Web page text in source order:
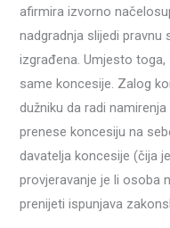
afirmira izvorno
nadgradnja slijedi pravnu
izgrađena. Umjesto
same koncesije. Zalog
dužniku da radi
prenese koncesiju na
davatelja koncesije (čija
provjeravanje je li osoba
prenijeti ispunjava